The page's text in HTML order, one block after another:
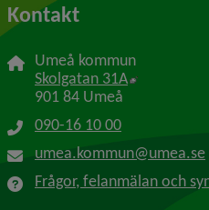
Kontakt
Umeå kommun
Skolgatan 31A Länk till
901 84 Umeå
090-16 10 00
umea.kommun@umea.se
Frågor, felanmälan och